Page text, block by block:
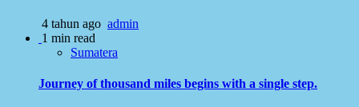
4 tahun ago admin
1 min read
Sumatera
Journey of thousand miles begins with a single step.